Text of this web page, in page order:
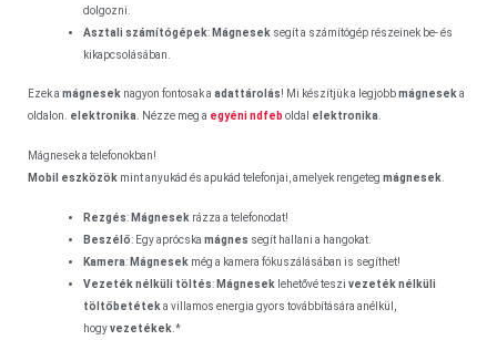
dolgozni.
Asztali számítógépek: Mágnesek segít a számítógép részeinek be- és
kikapcsolásában.
Ezek amágnesek nagyon fontosak aadattárolás! Mi készítjük a legjobbmágnesek a
oldalon. elektronika . Nézze meg a egyéni ndfeb oldal elektronika
Mágnesek a telefonokban!
Mobil eszközök mint anyukád és apukád telefonjai, amelyek rengetegmágnesek
Rezgés: Mágnesek rázza a telefonodat!
Beszélő: Egy aprócskamágnes segít hallani a hangokat.
Kamera: Mágnesek még a kamera fókuszálásában is segíthet!
Vezeték nélküli töltés: Mágnesek lehetővé teszivezeték nélküli
töltőbetétek a villamos energia gyors továbbítására anélkül,
hogyvezetékek .*